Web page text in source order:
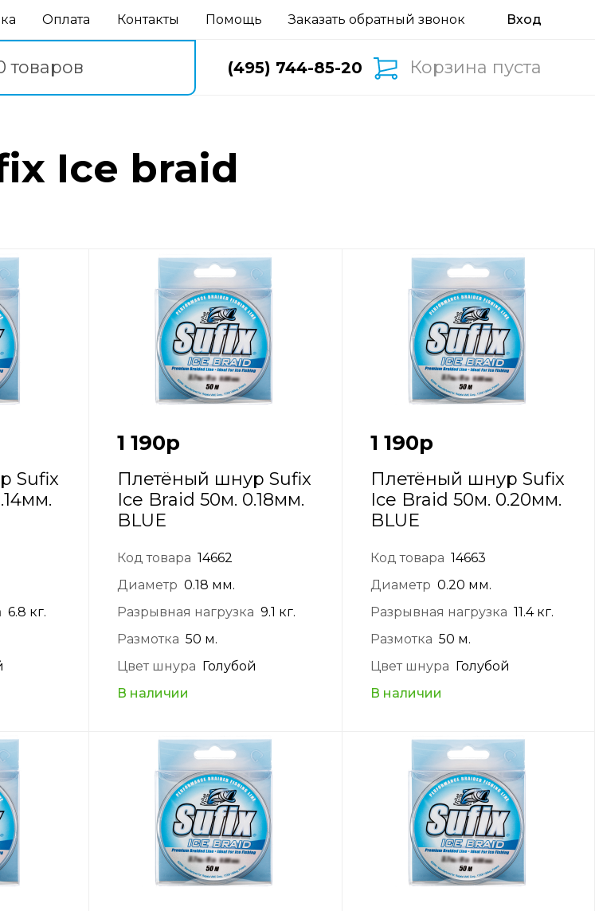
Оплата Контакты Помощь Заказать обратный звонок
(495) 744-85-20 Корзина пуста
Ice braid
Sufix
6.8 кг.
1 190р
Плетёный шнур Sufix
Ice Braid 50м. 0.18мм.
BLUE
Код товара 14662
Диаметр 0.18 мм.
Разрывная нагрузка 9.1 кг.
Размотка 50 м.
Цвет шнура Голубой
В наличии
1 190р
Плетёный шнур Sufix
Ice Braid 50м. 0.20мм.
BLUE
Код товара 14663
Диаметр 0.20 мм.
Разрывная нагрузка 11.4 кг.
Размотка 50 м.
Цвет шнура Голубой
В наличии